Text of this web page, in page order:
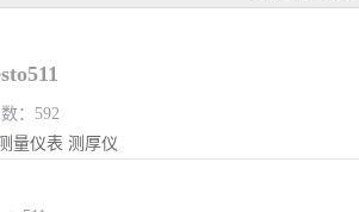
：592
量仪表 测厚仪